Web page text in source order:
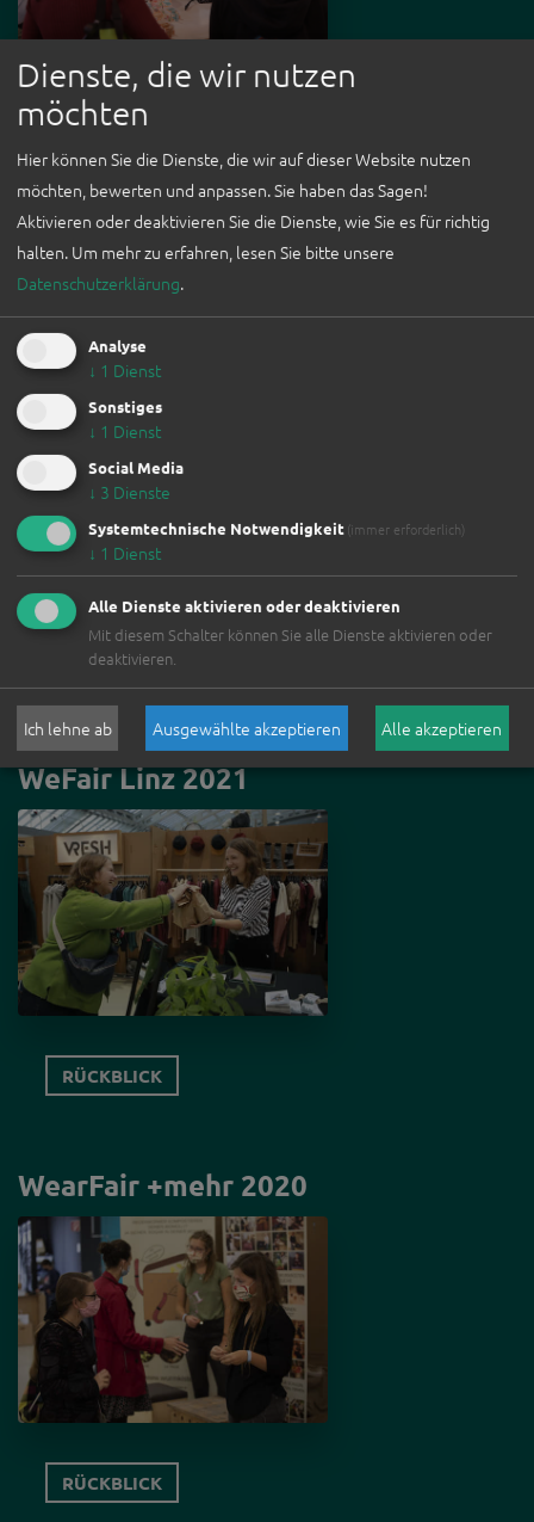
RÜCKBLICK
AUSSTELLER*INNENLISTE
WeFair Linz 2022
RÜCKBLICK
AUSSTELLER*INNENLISTE
WeFair Linz 2021
RÜCKBLICK
WearFair +mehr 2020
RÜCKBLICK
Dienste, die wir nutzen
möchten
Hier können Sie die Dienste, die wir auf dieser Website nutzen
möchten, bewerten und anpassen. Sie haben das Sagen!
Aktivieren oder deaktivieren Sie die Dienste, wie Sie es für richtig
halten. Um mehr zu erfahren, lesen Sie bitte unsere
Datenschutzerklärung.
Analyse
↓ 1 Dienst
Sonstiges
↓ 1 Dienst
Social Media
↓ 3 Dienste
Systemtechnische Notwendigkeit(immer erforderlich)
↓ 1 Dienst
Alle Dienste aktivieren oder deaktivieren
Mit diesem Schalter können Sie alle Dienste aktivieren oder
deaktivieren.
Ich lehne ab Ausgewählte akzeptieren Alle akzeptieren